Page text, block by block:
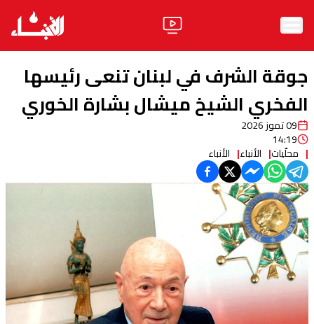
الأخبار
ثقافة ومجتمع
آراء
فيديو
مواقف
وليد جنبلاطالحزب
ابحث
جوقة الشرف في لبنان تنعى رئيسها
الفخري الشيخ ميشال بشارة الخوري
09 تموز 2026
14:19
محلّيات الأنباء الأنباء